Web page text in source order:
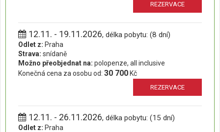
REZERVACE
12.11. - 19.11.2026, délka pobytu: (8 dní)
Odlet z: Praha
Strava: snídaně
Možno přeobjednat na: polopenze, all inclusive
Konečná cena za osobu od: 30 700 Kč
REZERVACE
12.11. - 26.11.2026, délka pobytu: (15 dní)
Odlet z: Praha